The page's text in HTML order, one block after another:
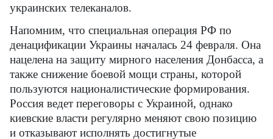
украинских телеканалов.
Напомним, что специальная операция РФ по
денацификации Украины началась 24 февраля. Она
нацелена на защиту мирного населения Донбасса, а
также снижение боевой мощи страны, которой
пользуются националистические формирования.
Россия ведет переговоры с Украиной, однако
киевские власти регулярно меняют свою позицию
и отказывают исполнять достигнутые